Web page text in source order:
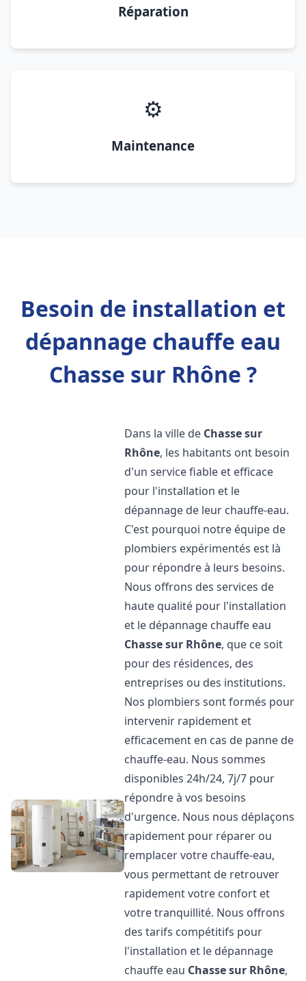
Réparation
⚙️
Maintenance
Besoin de installation et
dépannage chauffe eau
Chasse sur Rhône ?
Dans la ville de Chasse sur
Rhône, les habitants ont besoin
d'un service fiable et efficace
pour l'installation et le
dépannage de leur chauffe-eau.
C'est pourquoi notre équipe de
plombiers expérimentés est là
pour répondre à leurs besoins.
Nous offrons des services de
haute qualité pour l'installation
et le dépannage chauffe eau
Chasse sur Rhône, que ce soit
pour des résidences, des
entreprises ou des institutions.
Nos plombiers sont formés pour
intervenir rapidement et
efficacement en cas de panne de
chauffe-eau. Nous sommes
disponibles 24h/24, 7j/7 pour
répondre à vos besoins
d'urgence. Nous nous déplaçons
rapidement pour réparer ou
remplacer votre chauffe-eau,
vous permettant de retrouver
rapidement votre confort et
votre tranquillité. Nous offrons
des tarifs compétitifs pour
l'installation et le dépannage
chauffe eau Chasse sur Rhône,